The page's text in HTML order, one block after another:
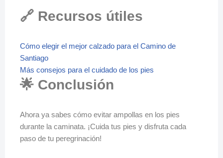
🔗 Recursos útiles
Cómo elegir el mejor calzado para el Camino de
Santiago
Más consejos para el cuidado de los pies
🌟 Conclusión
Ahora ya sabes cómo evitar ampollas en los pies
durante la caminata. ¡Cuida tus pies y disfruta cada
paso de tu peregrinación!